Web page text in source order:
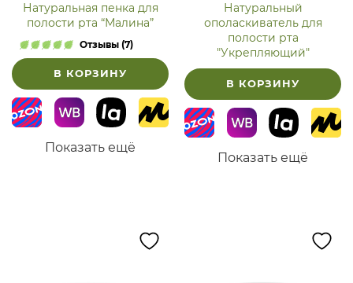
Натуральная пенка для
полости рта “Малина”
Отзывы (7)
В КОРЗИНУ
Показать ещё
Натуральный
ополаскиватель для
полости рта
"Укрепляющий"
В КОРЗИНУ
Показать ещё